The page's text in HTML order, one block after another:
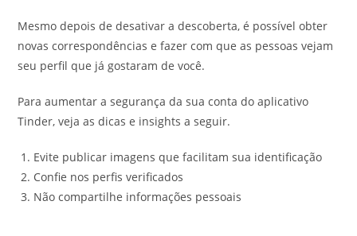
Mesmo depois de desativar a descoberta, é possível obter
novas correspondências e fazer com que as pessoas vejam
seu perfil que já gostaram de você.
Para aumentar a segurança da sua conta do aplicativo
Tinder, veja as dicas e insights a seguir.
Evite publicar imagens que facilitam sua identificação
Confie nos perfis verificados
Não compartilhe informações pessoais